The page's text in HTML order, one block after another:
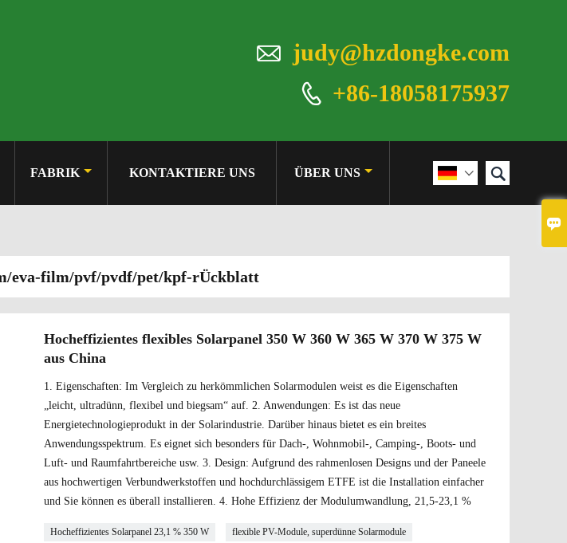

 judy@hzdongke.com
 +86-18058175937
 
FABRIK KONTAKTIERE UNS ÜBER UNS
eva-film/pvf/pvdf/pet/kpf-rÜckblatt
Hocheffizientes flexibles Solarpanel 350 W 360 W 365 W 370 W 375 W
aus China
1. Eigenschaften: Im Vergleich zu herkömmlichen Solarmodulen weist es die Eigenschaften
„leicht, ultradünn, flexibel und biegsam“ auf. 2. Anwendungen: Es ist das neue
Energietechnologieprodukt in der Solarindustrie. Darüber hinaus bietet es ein breites
Anwendungsspektrum. Es eignet sich besonders für Dach-, Wohnmobil-, Camping-, Boots- und
Luft- und Raumfahrtbereiche usw. 3. Design: Aufgrund des rahmenlosen Designs und der Paneele
aus hochwertigen Verbundwerkstoffen und hochdurchlässigem ETFE ist die Installation einfacher
und Sie können es überall installieren. 4. Hohe Effizienz der Modulumwandlung, 21,5-23,1 %
Hocheffizientes Solarpanel 23,1 % 350 W flexible PV-Module, superdünne Solarmodule